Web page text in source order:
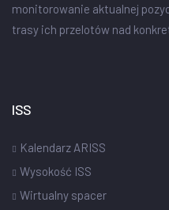
monitorowanie aktualnej
trasy ich przelotów nad
ISS
Kalendarz ARISS
Wysokość ISS
Wirtualny spacer